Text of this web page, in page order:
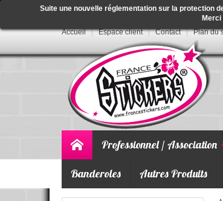
Accueil Espace client Contact Plan du
Professionnel / Association
Banderoles Autres Produits
Suite une nouvelle réglementation sur la protection